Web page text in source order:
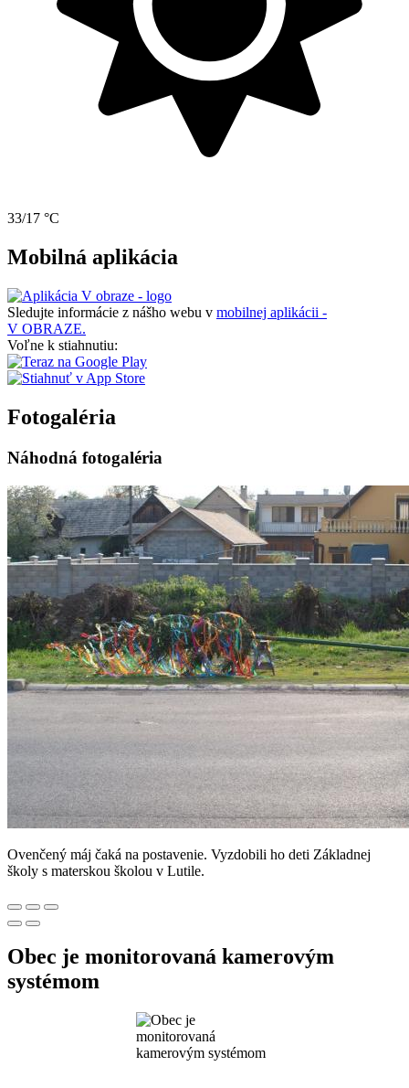
33/17 °C
Mobilná aplikácia
Sledujte informácie z nášho webu v mobilnej aplikácii -
V OBRAZE.
Voľne k stiahnutiu:
Fotogaléria
Náhodná fotogaléria
Ovenčený máj čaká na postavenie. Vyzdobili ho deti Základnej
školy s materskou školou v Lutile.
Obec je monitorovaná kamerovým
systémom